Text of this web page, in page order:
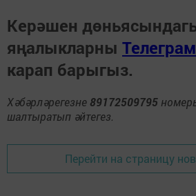
Керәшен
яңалыкларны
карап барыгыз.
Хәбәрләрегезне 89172509795
шалтыратып әйтегез.
Перейти на страницу